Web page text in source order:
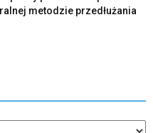
metodzie przedłużania